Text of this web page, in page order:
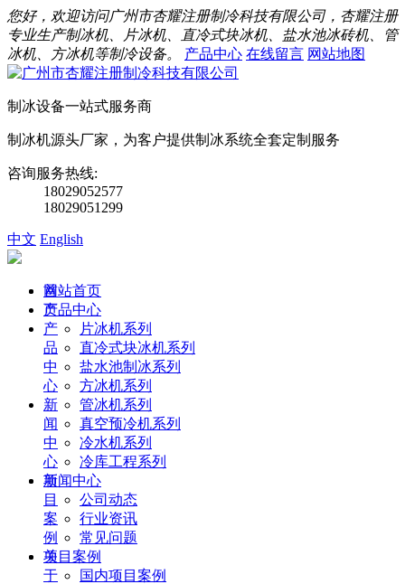
您好，欢迎访问广州市杏耀注册制冷科技有限公司，杏耀注册
专业生产制冰机、片冰机、直冷式块冰机、盐水池冰砖机、管
冰机、方冰机等制冷设备。
产品中心 在线留言 网站地图
制冰设备一站式服务商
制冰机源头厂家，为客户提供制冰系统全套定制服务
咨询服务热线:
18029052577
18029051299
中文 English
首
页
产
品
中
心
新
闻
中
心
项
目
案
例
关
于
网站首页
产品中心
片冰机系列
直冷式块冰机系列
盐水池制冰系列
方冰机系列
管冰机系列
真空预冷机系列
冷水机系列
冷库工程系列
新闻中心
公司动态
行业资讯
常见问题
项目案例
国内项目案例